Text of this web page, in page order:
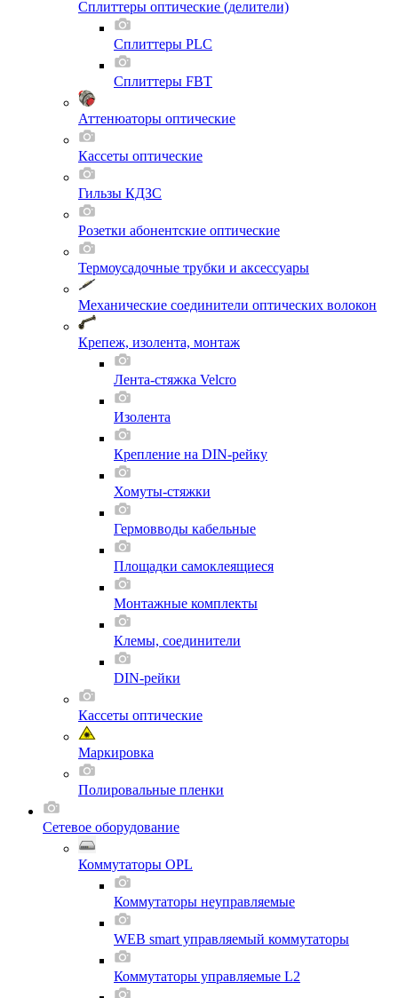
Сплиттеры оптические (делители)
Сплиттеры PLC
Сплиттеры FBT
Аттенюаторы оптические
Кассеты оптические
Гильзы КДЗС
Розетки абонентские оптические
Термоусадочные трубки и аксессуары
Механические соединители оптических волокон
Крепеж, изолента, монтаж
Лента-стяжка Velcro
Изолента
Крепление на DIN-рейку
Хомуты-стяжки
Гермовводы кабельные
Площадки самоклеящиеся
Монтажные комплекты
Клемы, соединители
DIN-рейки
Кассеты оптические
Маркировка
Полировальные пленки
Сетевое оборудование
Коммутаторы OPL
Коммутаторы неуправляемые
WEB smart управляемый коммутаторы
Коммутаторы управляемые L2